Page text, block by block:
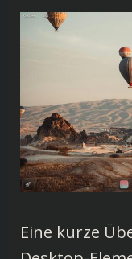
Eine kurze